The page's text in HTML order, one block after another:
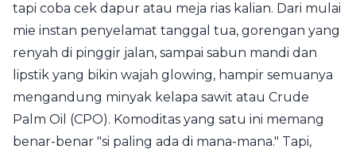
tapi coba cek dapur atau meja rias kalian. Dari mulai
mie instan penyelamat tanggal tua, gorengan yang
renyah di pinggir jalan, sampai sabun mandi dan
lipstik yang bikin wajah glowing, hampir semuanya
mengandung minyak kelapa sawit atau Crude
Palm Oil (CPO). Komoditas yang satu ini memang
benar-benar "si paling ada di mana-mana." Tapi,